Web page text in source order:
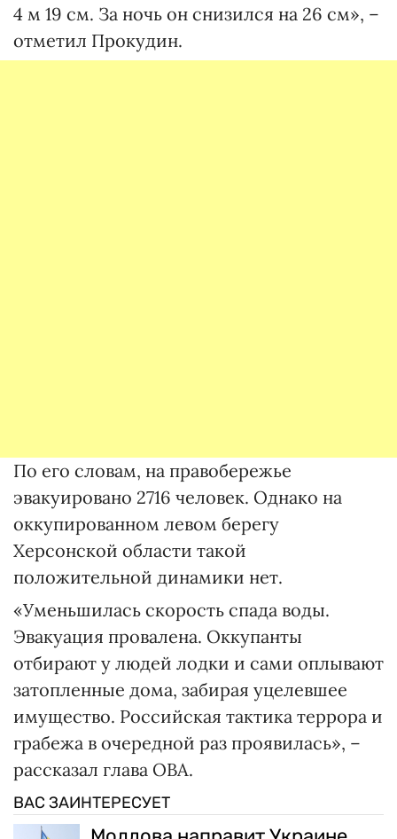
4 м 19 см. За ночь он снизился на 26 см», –
отметил Прокудин.
По его словам, на правобережье
эвакуировано 2716 человек. Однако на
оккупированном левом берегу
Херсонской области такой
положительной динамики нет.
«Уменьшилась скорость спада воды.
Эвакуация провалена. Оккупанты
отбирают у людей лодки и сами оплывают
затопленные дома, забирая уцелевшее
имущество. Российская тактика террора и
грабежа в очередной раз проявилась», –
рассказал глава ОВА.
ВАС ЗАИНТЕРЕСУЕТ